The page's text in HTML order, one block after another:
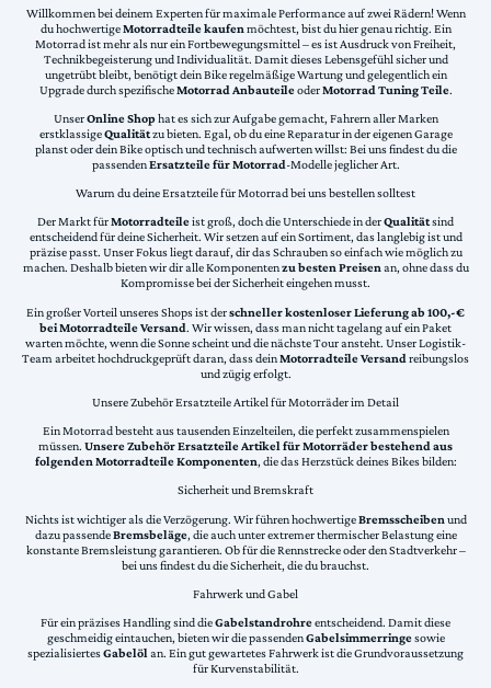
Willkommen bei deinem Experten für maximale Performance auf zwei Rädern! Wenn
du hochwertigeMotorradteile kaufen möchtest, bist du hier genau richtig. Ein
Motorrad ist mehr als nur ein Fortbewegungsmittel – es ist Ausdruck von Freiheit,
Technikbegeisterung und Individualität. Damit dieses Lebensgefühl sicher und
ungetrübt bleibt, benötigt dein Bike regelmäßige Wartung und gelegentlich ein
Upgrade durch spezifischeMotorrad AnbauteileoderMotorrad Tuning Teile.
UnserOnline Shophat es sich zur Aufgabe gemacht, Fahrern aller Marken
erstklassigeQualitätzu bieten. Egal, ob du eine Reparatur in der eigenen Garage
planst oder dein Bike optisch und technisch aufwerten willst: Bei uns findest du die
passendenErsatzteile für Motorrad-Modelle jeglicher Art.
Warum du deine Ersatzteile für Motorrad bei uns bestellen solltest
Der Markt fürMotorradteileist groß, doch die Unterschiede in derQualitätsind
entscheidend für deine Sicherheit. Wir setzen auf ein Sortiment, das langlebig ist und
präzise passt. Unser Fokus liegt darauf, dir das Schrauben so einfach wie möglich zu
machen. Deshalb bieten wir dir alle Komponentenzu besten Preisenan, ohne dass du
Kompromisse bei der Sicherheit eingehen musst.
Ein großer Vorteil unseres Shops ist derschneller kostenloser Lieferung ab 100,-€
bei Motorradteile Versand. Wir wissen, dass man nicht tagelang auf ein Paket
warten möchte, wenn die Sonne scheint und die nächste Tour ansteht. Unser Logistik-
Team arbeitet hochdruckgeprüft daran, dass deinMotorradteile Versand reibungslos
und zügig erfolgt.
Unsere Zubehör Ersatzteile Artikel für Motorräder im Detail
Ein Motorrad besteht aus tausenden Einzelteilen, die perfekt zusammenspielen
müssen. Unsere Zubehör Ersatzteile Artikel für Motorräder bestehend aus
folgenden Motorradteile Komponenten, die das Herzstück deines Bikes bilden:
Sicherheit und Bremskraft
Nichts ist wichtiger als die Verzögerung. Wir führen hochwertigeBremsscheiben und
dazu passendeBremsbeläge, die auch unter extremer thermischer Belastung eine
konstante Bremsleistung garantieren. Ob für die Rennstrecke oder den Stadtverkehr –
bei uns findest du die Sicherheit, die du brauchst.
Fahrwerk und Gabel
Für ein präzises Handling sind dieGabelstandrohreentscheidend. Damit diese
geschmeidig eintauchen, bieten wir die passendenGabelsimmerringesowie
spezialisiertesGabelölan. Ein gut gewartetes Fahrwerk ist die Grundvoraussetzung
für Kurvenstabilität.